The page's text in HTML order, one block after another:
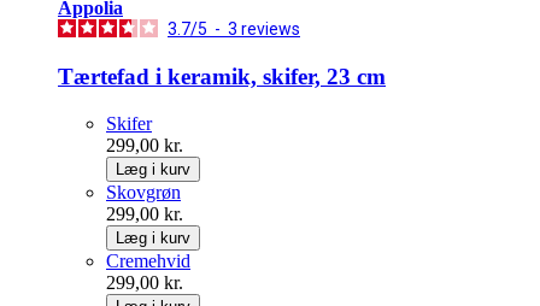
Appolia
3.7/5 - 3 reviews
Tærtefad i keramik, skifer, 23 cm
Skifer
299,00 kr.
Læg i kurv
Skovgrøn
299,00 kr.
Læg i kurv
Cremehvid
299,00 kr.